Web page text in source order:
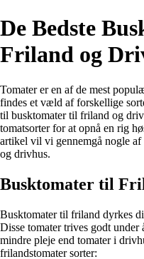
De Bedste
Friland og
Tomater er en af de mest
findes et væld af forskellige
til busktomater til friland og
tomatsorter for at opnå en rig
artikel vil vi gennemgå nogle af
og drivhus.
Busktomater til
Busktomater til friland dyrkes
Disse tomater trives godt
mindre pleje end tomater i
frilandstomater sorter: